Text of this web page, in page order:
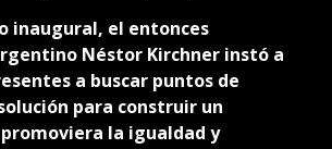
inaugural, el entonces
Néstor Kirchner instó a
a buscar puntos de
para construir un
la igualdad y